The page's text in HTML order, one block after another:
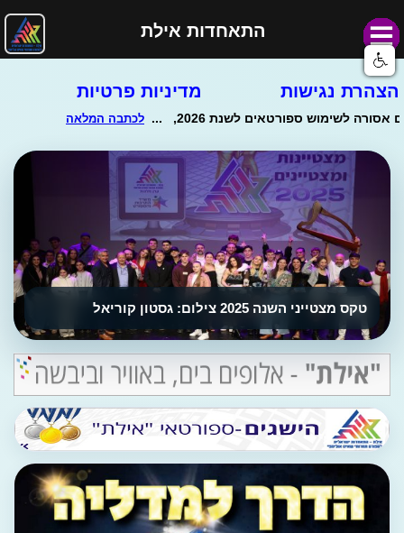
התאחדות אילת
הצהרת נגישות מדיניות פרטיות
טקס מצטייני השנה 2025 צילום: גסטון קוריאל